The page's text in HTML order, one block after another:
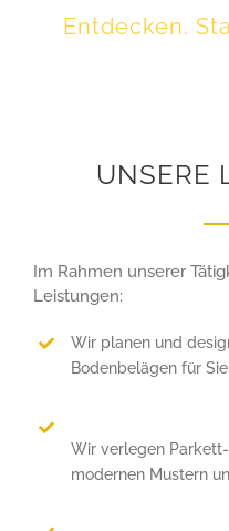
Entdecken.
UNSERE
Im Rahmen unserer
Leistungen:
Wir planen und
Bodenbelägen für Sie
Wir verlegen
modernen Mustern